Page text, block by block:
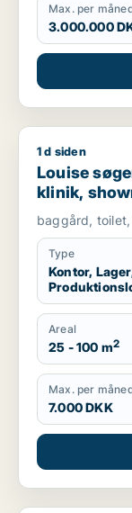
Max. per
3.000.000
Louise søger
1 d siden
Louise
klinik,
eller garage
baggård,
Type
Kontor,
Areal
25 - 100 m2
Max. per
7.000 DKK